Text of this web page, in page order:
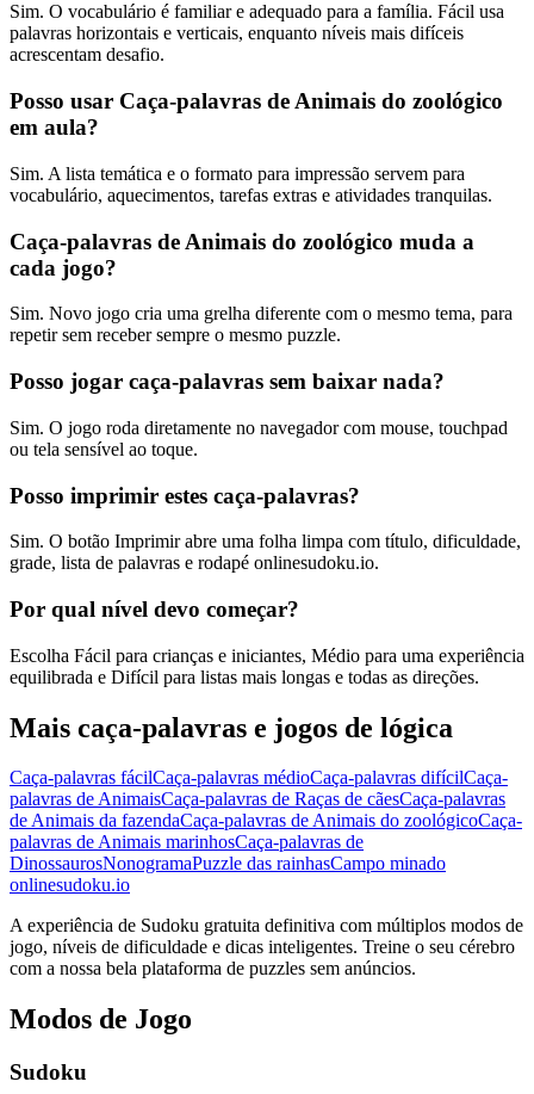
Sim. O vocabulário é familiar e adequado para a família. Fácil usa
palavras horizontais e verticais, enquanto níveis mais difíceis
acrescentam desafio.
Posso usar Caça-palavras de Animais do zoológico
em aula?
Sim. A lista temática e o formato para impressão servem para
vocabulário, aquecimentos, tarefas extras e atividades tranquilas.
Caça-palavras de Animais do zoológico muda a
cada jogo?
Sim. Novo jogo cria uma grelha diferente com o mesmo tema, para
repetir sem receber sempre o mesmo puzzle.
Posso jogar caça-palavras sem baixar nada?
Sim. O jogo roda diretamente no navegador com mouse, touchpad
ou tela sensível ao toque.
Posso imprimir estes caça-palavras?
Sim. O botão Imprimir abre uma folha limpa com título, dificuldade,
grade, lista de palavras e rodapé onlinesudoku.io.
Por qual nível devo começar?
Escolha Fácil para crianças e iniciantes, Médio para uma experiência
equilibrada e Difícil para listas mais longas e todas as direções.
Mais caça-palavras e jogos de lógica
Caça-palavras fácilCaça-palavras médioCaça-palavras difícilCaça-
palavras de AnimaisCaça-palavras de Raças de cãesCaça-palavras
de Animais da fazendaCaça-palavras de Animais do zoológicoCaça-
palavras de Animais marinhosCaça-palavras de
DinossaurosNonogramaPuzzle das rainhasCampo minado
onlinesudoku.io
A experiência de Sudoku gratuita definitiva com múltiplos modos de
jogo, níveis de dificuldade e dicas inteligentes. Treine o seu cérebro
com a nossa bela plataforma de puzzles sem anúncios.
Modos de Jogo
Sudoku